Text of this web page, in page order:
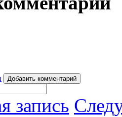
Добавить комментарий
запись